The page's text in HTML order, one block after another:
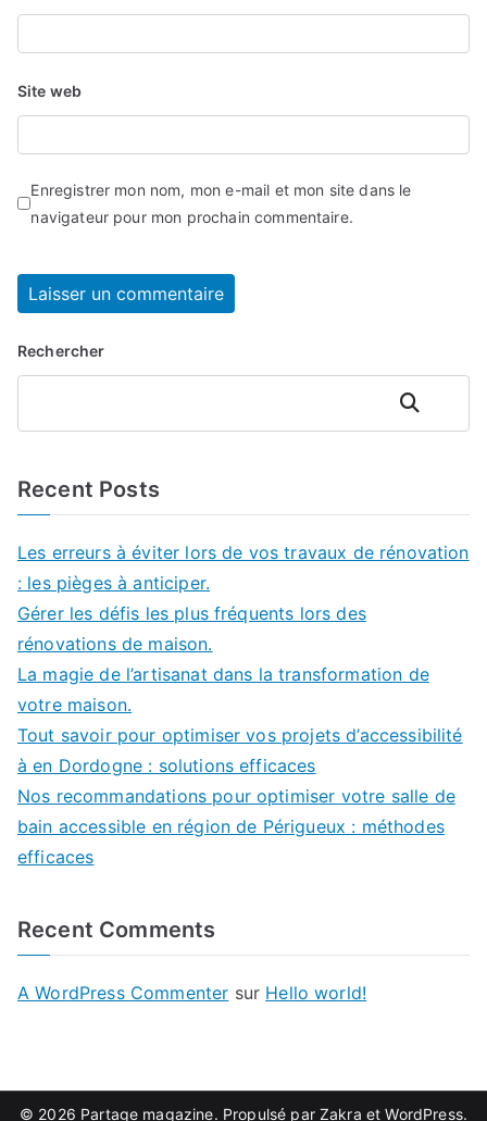
Site web
Enregistrer mon nom, mon e-mail et mon site dans le
navigateur pour mon prochain commentaire.
Rechercher
Rechercher
Recent Posts
Les erreurs à éviter lors de vos travaux de rénovation
: les pièges à anticiper.
Gérer les défis les plus fréquents lors des
rénovations de maison.
La magie de l’artisanat dans la transformation de
votre maison.
Tout savoir pour optimiser vos projets d’accessibilité
à en Dordogne : solutions efficaces
Nos recommandations pour optimiser votre salle de
bain accessible en région de Périgueux : méthodes
efficaces
Recent Comments
A WordPress Commenter sur Hello world!
© 2026 Partage magazine. Propulsé par Zakra etWordPress.